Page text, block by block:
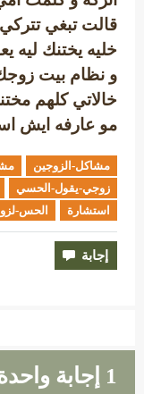
قالت تبغي
خليه يختنك ليه
و نظام بيت
خالاتي كلهم
مو عارفه ايش
مشاكل-الزوجين
زوجي-يقول-الحسي
استشارة
الحس-
1 إجابة